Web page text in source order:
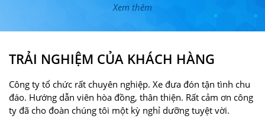
Xem thêm
TRẢI NGHIỆM CỦA KHÁCH HÀNG
Công ty tổ chức rất chuyên nghiệp. Xe đưa đón tận tình chu
đáo. Hướng dẫn viên hòa đồng, thân thiện. Rất cảm ơn công
ty đã cho đoàn chúng tôi một kỳ nghỉ dưỡng tuyệt vời.